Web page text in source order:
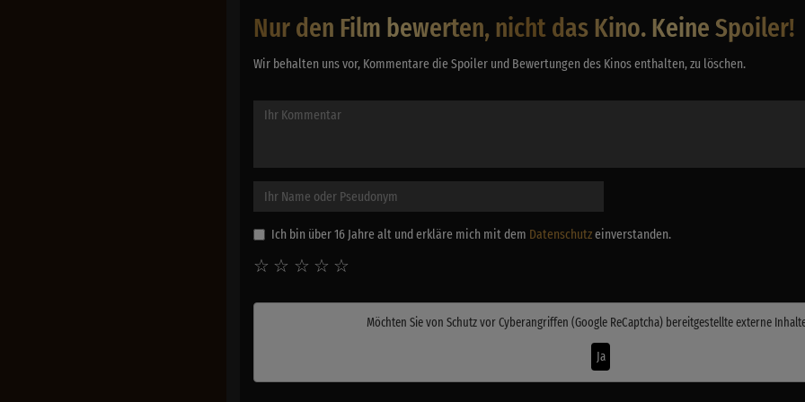
Nur den Film bewerten, nicht das Kino. Keine Spoiler!
Wir behalten uns vor, Kommentare die Spoiler und Bewertungen des Kinos enthalten, zu löschen.
Ich bin über 16 Jahre alt und erkläre mich mit dem Datenschutzeinverstanden.
☆
☆
☆
☆
☆
Möchten Sie von Schutz vor Cyberangriffen (Google ReCaptcha) bereitgestellte externe
Ja